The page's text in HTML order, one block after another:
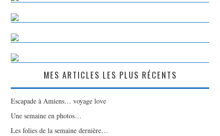
MES ARTICLES LES PLUS RÉCENTS
Escapade à Amiens… voyage love
Une semaine en photos…
Les folies de la semaine dernière…